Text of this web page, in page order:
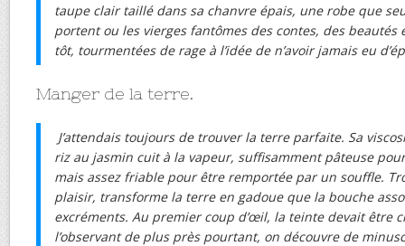
taupe clair taillé dans sa chanvre épais, une robe que
portent ou les vierges fantômes des contes, des
tôt, tourmentées de rage à l’idée de n’avoir jamais eu
Manger de la terre.
J’attendais toujours de trouver la terre parfaite. Sa
riz au jasmin cuit à la vapeur, suffisamment pâteuse
mais assez friable pour être remportée par un souffle.
plaisir, transforme la terre en gadoue que la bouche
excréments. Au premier coup d’œil, la teinte devait être
l’observant de plus près pourtant, on découvre de